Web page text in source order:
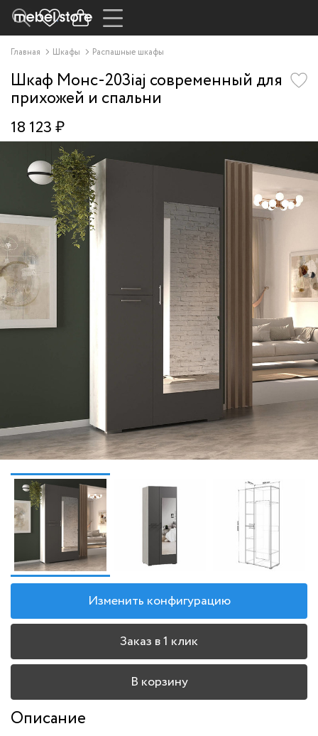
Главная Шкафы Распашные шкафы
Шкаф Монс-203iaj современный для
прихожей и спальни
18 123 ₽
Изменить конфигурацию
Заказ в 1 клик
В корзину
Описание